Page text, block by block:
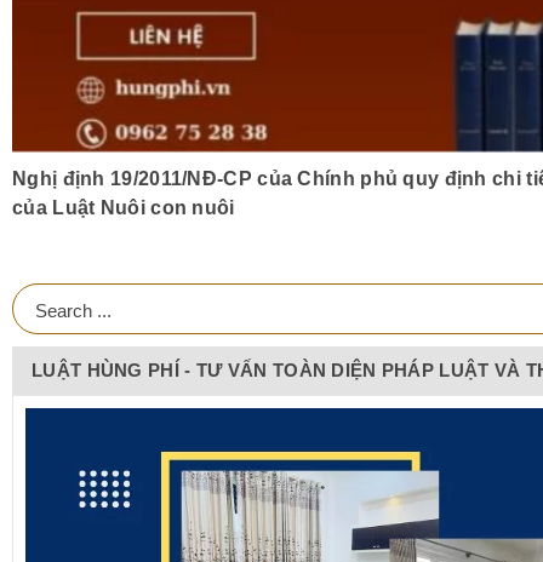
Nghị định 19/2011/NĐ-CP của Chính phủ quy định chi
của Luật Nuôi con nuôi
LUẬT HÙNG PHÍ - TƯ VẤN TOÀN DIỆN PHÁP LUẬT VÀ